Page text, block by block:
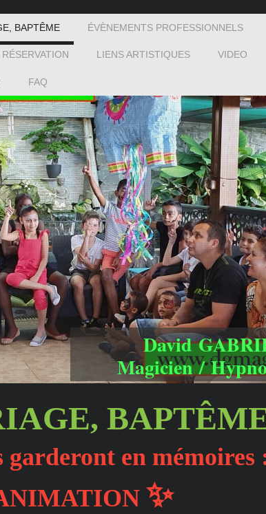
BAPTÊME ÉVÈNEMENTS PROFESSIONNELS
LIENS ARTISTIQUES VIDEO
FAQ
David
Magicien /
garderont en mémoires
✨